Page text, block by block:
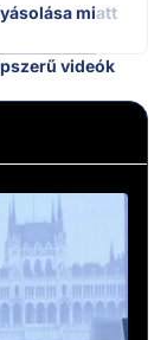
miatt
videók